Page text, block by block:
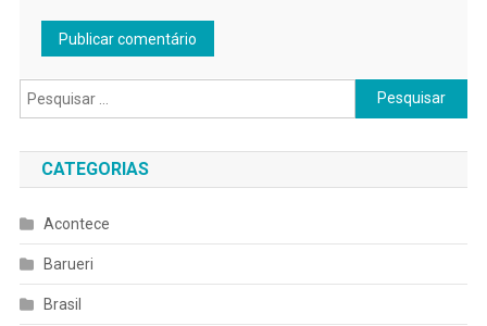
Pesquisar
por:
CATEGORIAS
Acontece
Barueri
Brasil